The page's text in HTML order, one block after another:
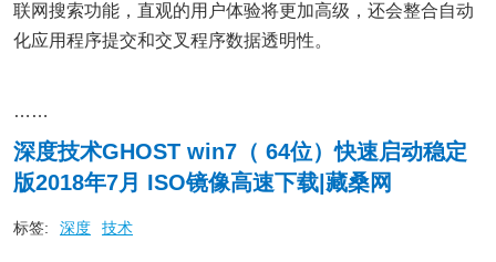
联网搜索功能，直观的用户体验将更加高级，还会整合自动
化应用程序提交和交叉程序数据透明性。
……
深度技术GHOST win7（ 64位）快速启动稳定
版2018年7月 ISO镜像高速下载|藏桑网
标签: 深度 技术